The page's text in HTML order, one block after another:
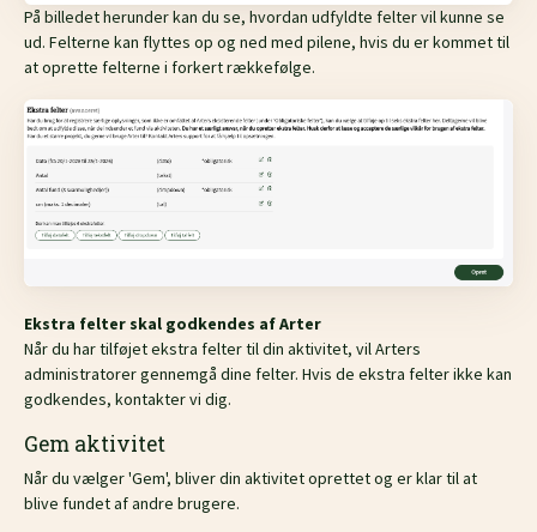
På billedet herunder kan du se, hvordan udfyldte felter vil kunne se
ud. Felterne kan flyttes op og ned med pilene, hvis du er kommet til
at oprette felterne i forkert rækkefølge.
Ekstra felter skal godkendes af Arter
Når du har tilføjet ekstra felter til din aktivitet, vil Arters
administratorer gennemgå dine felter. Hvis de ekstra felter ikke kan
godkendes, kontakter vi dig.
Gem aktivitet
Når du vælger 'Gem', bliver din aktivitet oprettet og er klar til at
blive fundet af andre brugere.